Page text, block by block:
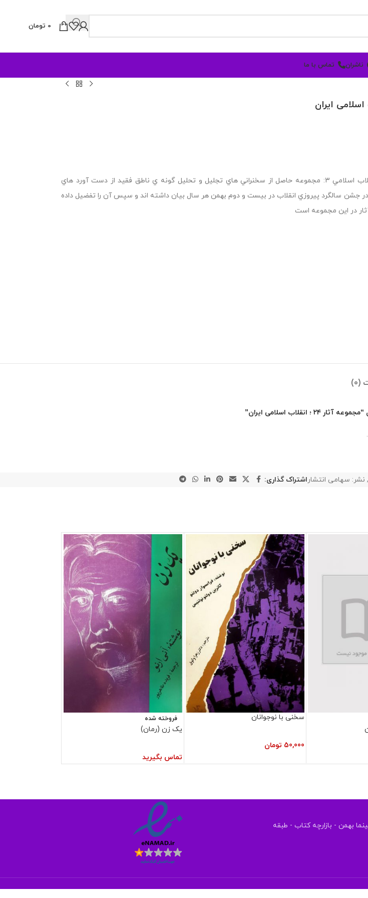
0 تومان
ناشران تماس با ما
توضیحات: مجموعه آثار 24 انقلاب اسلامي 3: مجموعه حاصل از سخنراني هاي تجليل و تحليل گونه ي ناطق فقيد از دست آورد هاي
در جشن سالگرد پيروزي انقلاب در بيست و دوم بهمن هر سال بيان داشته اند و سپس آن را تفضيل داده
در اين مجموعه است
(0)
اسلامی ایران”
, نشر: سهامی انتشار اشتراک گذاری:
سخنی با نوجوانان
50,000 تومان
فروخته شده
یک زن (رمان)
تماس بگیرید
بهمن - بازارچه کتاب - طبقه